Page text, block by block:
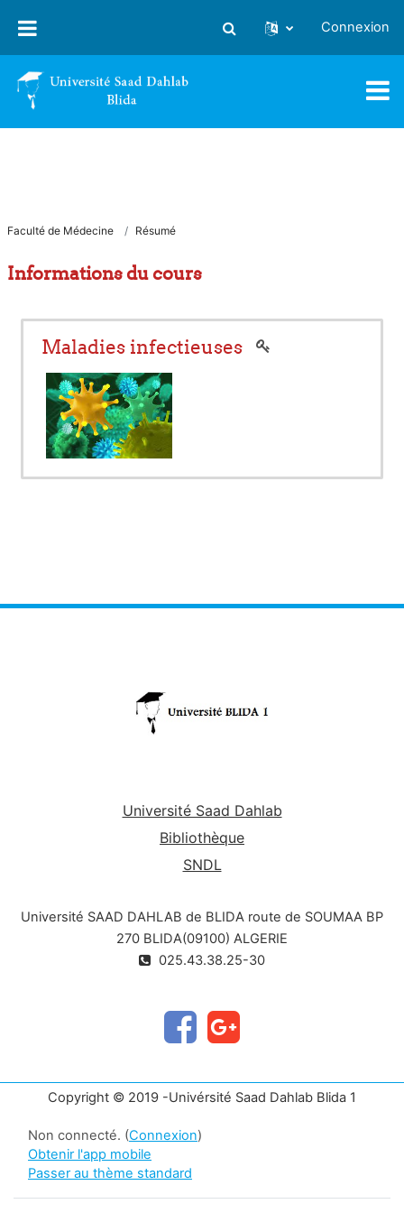
Activer/désactiver la saisie
Connexion
Faculté de Médecine Résumé
Informations du cours
Maladies infectieuses
Université Saad Dahlab
Bibliothèque
SNDL
Université SAAD DAHLAB de BLIDA route de SOUMAA BP
270 BLIDA(09100) ALGERIE
025.43.38.25-30
Copyright © 2019 -Univérsité Saad Dahlab Blida 1
Non connecté. (Connexion)
Obtenir l'app mobile
Passer au thème standard